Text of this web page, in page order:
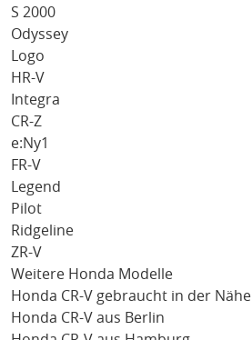
S 2000
Odyssey
Logo
HR-V
Integra
CR-Z
e:Ny1
FR-V
Legend
Pilot
Ridgeline
ZR-V
Weitere Honda Modelle
Honda CR-V gebraucht in der Nähe
Honda CR-V aus Berlin